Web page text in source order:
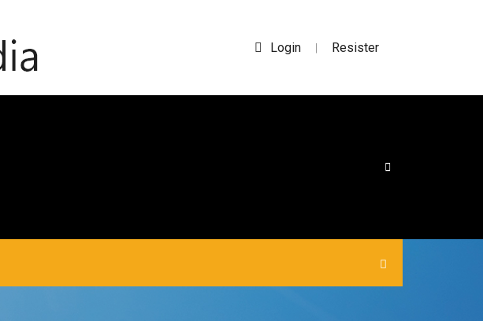
Login | Resister